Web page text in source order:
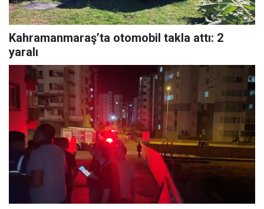
Kahramanmaraş’ta otomobil takla attı: 2
yaralı